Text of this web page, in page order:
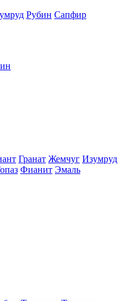
Рубин Сапфир
Гранат Жемчуг Изумруд
Фианит Эмаль